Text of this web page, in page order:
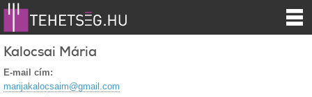
Kalocsai Mária
E-mail cím:
marijakalocsaim@gmail.com